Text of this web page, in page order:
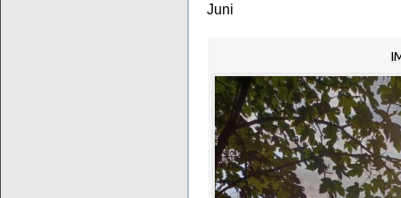
Juni